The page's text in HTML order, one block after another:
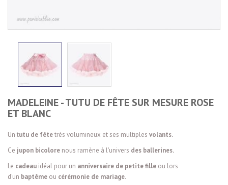
MADELEINE - TUTU DE FÊTE SUR MESURE ROSE
ET BLANC
Un tutu de fêtetrès volumineux et ses multiples volants.
Ce jupon bicolore nous ramène à l'univers des ballerines.
Le cadeau idéal pour un anniversaire de petite fille ou lors
d'un baptême ou cérémonie de mariage.